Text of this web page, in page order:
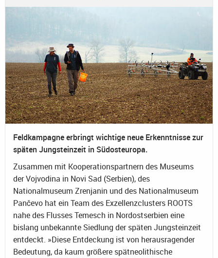
Feldkampagne erbringt wichtige neue Erkenntnisse zur
späten Jungsteinzeit in Südosteuropa.
Zusammen mit Kooperationspartnern des Museums
der Vojvodina in Novi Sad (Serbien), des
Nationalmuseum Zrenjanin und des Nationalmuseum
Pančevo hat ein Team des Exzellenzclusters ROOTS
nahe des Flusses Temesch in Nordostserbien eine
bislang unbekannte Siedlung der späten Jungsteinzeit
entdeckt. »Diese Entdeckung ist von herausragender
Bedeutung, da kaum größere spätneolithische